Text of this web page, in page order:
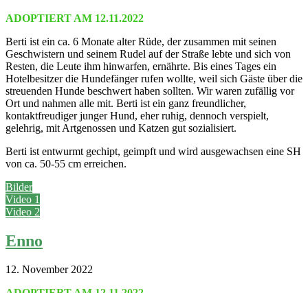
ADOPTIERT AM 12.11.2022
Berti ist ein ca. 6 Monate alter Rüde, der zusammen mit seinen
Geschwistern und seinem Rudel auf der Straße lebte und sich von
Resten, die Leute ihm hinwarfen, ernährte. Bis eines Tages ein
Hotelbesitzer die Hundefänger rufen wollte, weil sich Gäste über die
streuenden Hunde beschwert haben sollten. Wir waren zufällig vor
Ort und nahmen alle mit. Berti ist ein ganz freundlicher,
kontaktfreudiger junger Hund, eher ruhig, dennoch verspielt,
gelehrig, mit Artgenossen und Katzen gut sozialisiert.
Berti ist entwurmt gechipt, geimpft und wird ausgewachsen eine SH
von ca. 50-55 cm erreichen.
Bilder
Video 1
Video 2
Enno
12. November 2022